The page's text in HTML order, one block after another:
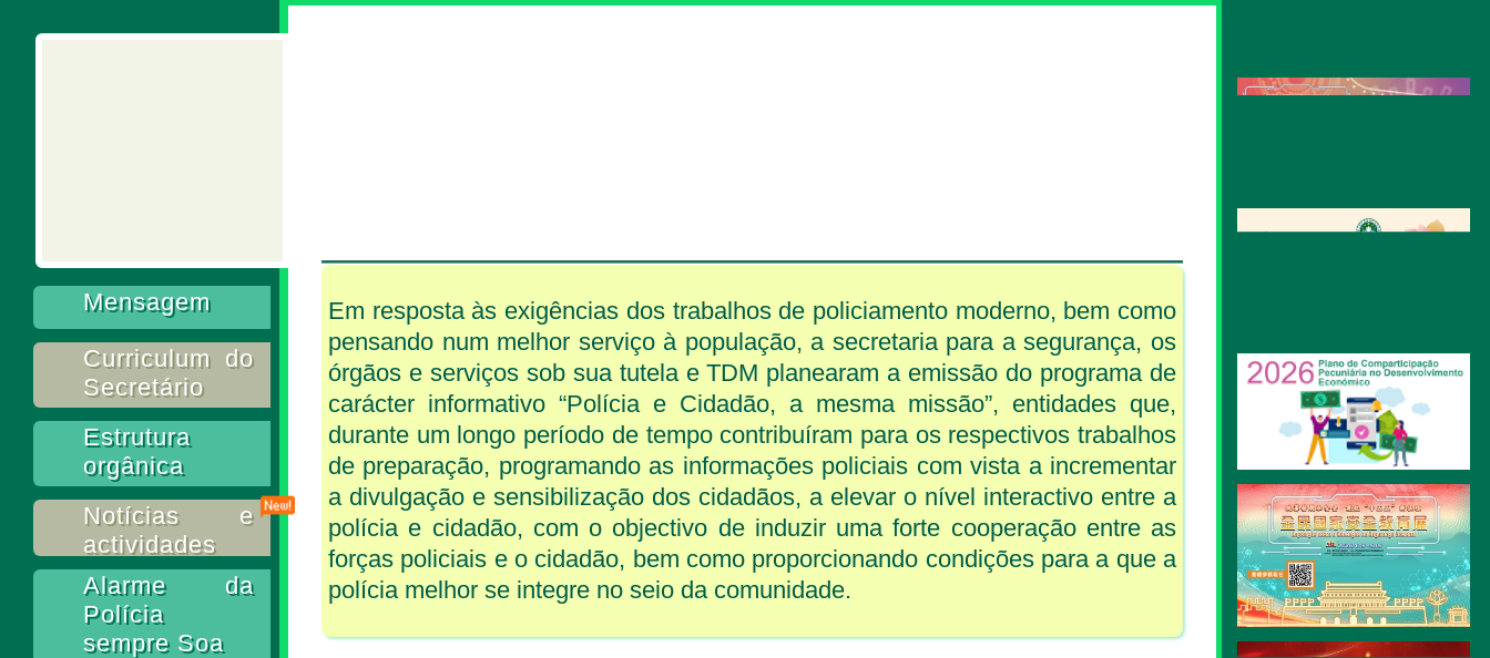
Mensagem
Curriculum do
Secretário
Estrutura
orgânica
Notícias e
actividades
Alarme da
Polícia
sempre Soa
Em resposta às exigências dos trabalhos de policiamento moderno, bem como
pensando num melhor serviço à população, a secretaria para a segurança, os
órgãos e serviços sob sua tutela e TDM planearam a emissão do programa de
carácter informativo “Polícia e Cidadão, a mesma missão”, entidades que,
durante um longo período de tempo contribuíram para os respectivos trabalhos
de preparação, programando as informações policiais com vista a incrementar
a divulgação e sensibilização dos cidadãos, a elevar o nível interactivo entre a
polícia e cidadão, com o objectivo de induzir uma forte cooperação entre as
forças policiais e o cidadão, bem como proporcionando condições para a que a
polícia melhor se integre no seio da comunidade.